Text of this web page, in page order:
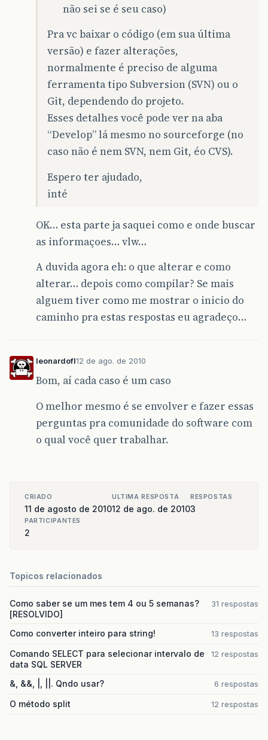
não sei se é seu caso)
Pra vc baixar o código (em sua última
versão) e fazer alterações,
normalmente é preciso de alguma
ferramenta tipo Subversion (SVN) ou o
Git, dependendo do projeto.
Esses detalhes você pode ver na aba
“Develop” lá mesmo no sourceforge (no
caso não é nem SVN, nem Git, éo CVS).
Espero ter ajudado,
inté
OK… esta parte ja saquei como e onde buscar
as informaçoes… vlw…
A duvida agora eh: o que alterar e como
alterar… depois como compilar? Se mais
alguem tiver como me mostrar o inicio do
caminho pra estas respostas eu agradeço…
leonardofl12 de ago. de 2010
Bom, aí cada caso é um caso
O melhor mesmo é se envolver e fazer essas
perguntas pra comunidade do software com
o qual você quer trabalhar.
CRIADO
11 de agosto de 2010
ULTIMA RESPOSTA
12 de ago. de 2010
RESPOSTAS
3
PARTICIPANTES
2
Topicos relacionados
Como saber se um mes tem 4 ou 5 semanas?
[RESOLVIDO]
31 respostas
Como converter inteiro para string! 13 respostas
Comando SELECT para selecionar intervalo de
data SQL SERVER
12 respostas
&, &&, |, ||. Qndo usar? 6 respostas
O método split 12 respostas